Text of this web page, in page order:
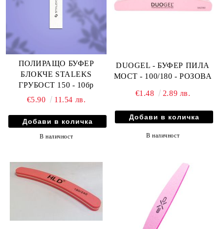
ПОЛИРАЩО БУФЕР
БЛОКЧЕ STALEKS
ГРУБОСТ 150 - 10бр
€5.90
11.54 лв.
В наличност
DUOGEL - БУФЕР ПИЛА
МОСТ - 100/180 - РОЗОВА
€1.48 2.89 лв.
В наличност